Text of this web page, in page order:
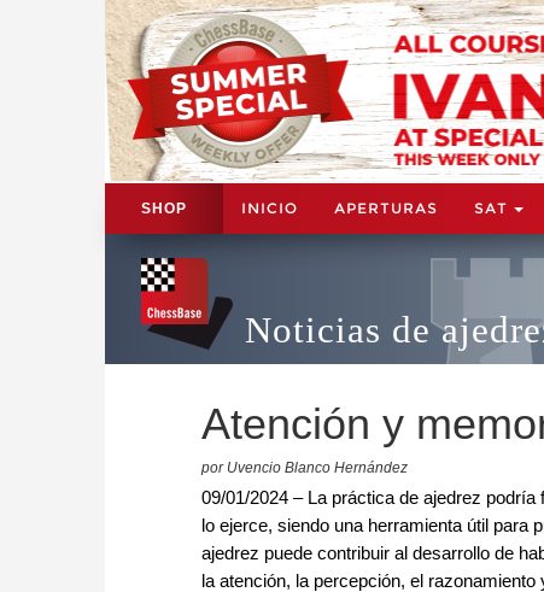
SHOP INICIO APERTURAS SAT
Noticias de
Atención y
por Uvencio Blanco Hernández
09/01/2024 – La práctica de ajedrez
lo ejerce, siendo una herramienta útil para
ajedrez puede contribuir al desarrollo de
la atención, la percepción, el